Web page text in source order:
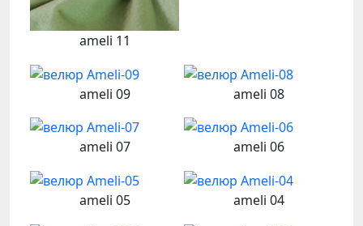
ameli 11
ameli 09 ameli 08
ameli 07 ameli 06
ameli 05 ameli 04